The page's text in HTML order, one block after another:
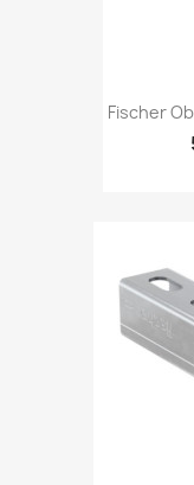
Fischer